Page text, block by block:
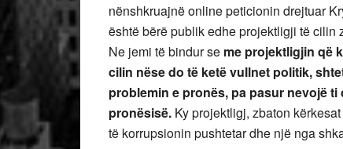
nënshkruajnë online peticionin drejtuar
është bërë publik edhe projektligji të
Ne jemi të bindur se me projektligjin që
cilin nëse do të ketë vullnet politik,
problemin e pronës, pa pasur nevojë
pronësisë. Ky projektligj, zbaton
të korrupsionin pushtetar dhe një nga